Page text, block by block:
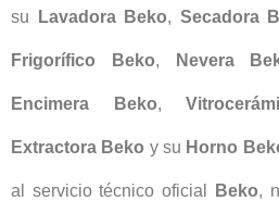
su Lavadora Beko, Secadora
Frigorífico Beko, Nevera
Encimera Beko,
Extractora Beko y su Horno
al servicio técnico oficial Beko,